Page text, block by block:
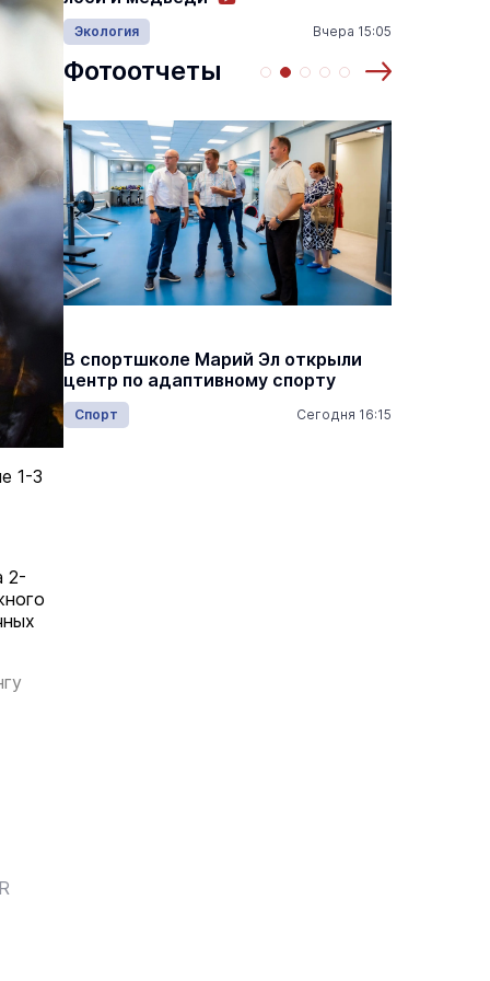
1-3
2-
Экология Вчера 15:05
Фотоотчеты
В спортшколе Марий Эл открыли
центр по адаптивному спорту
Спорт Сегодня 16:15